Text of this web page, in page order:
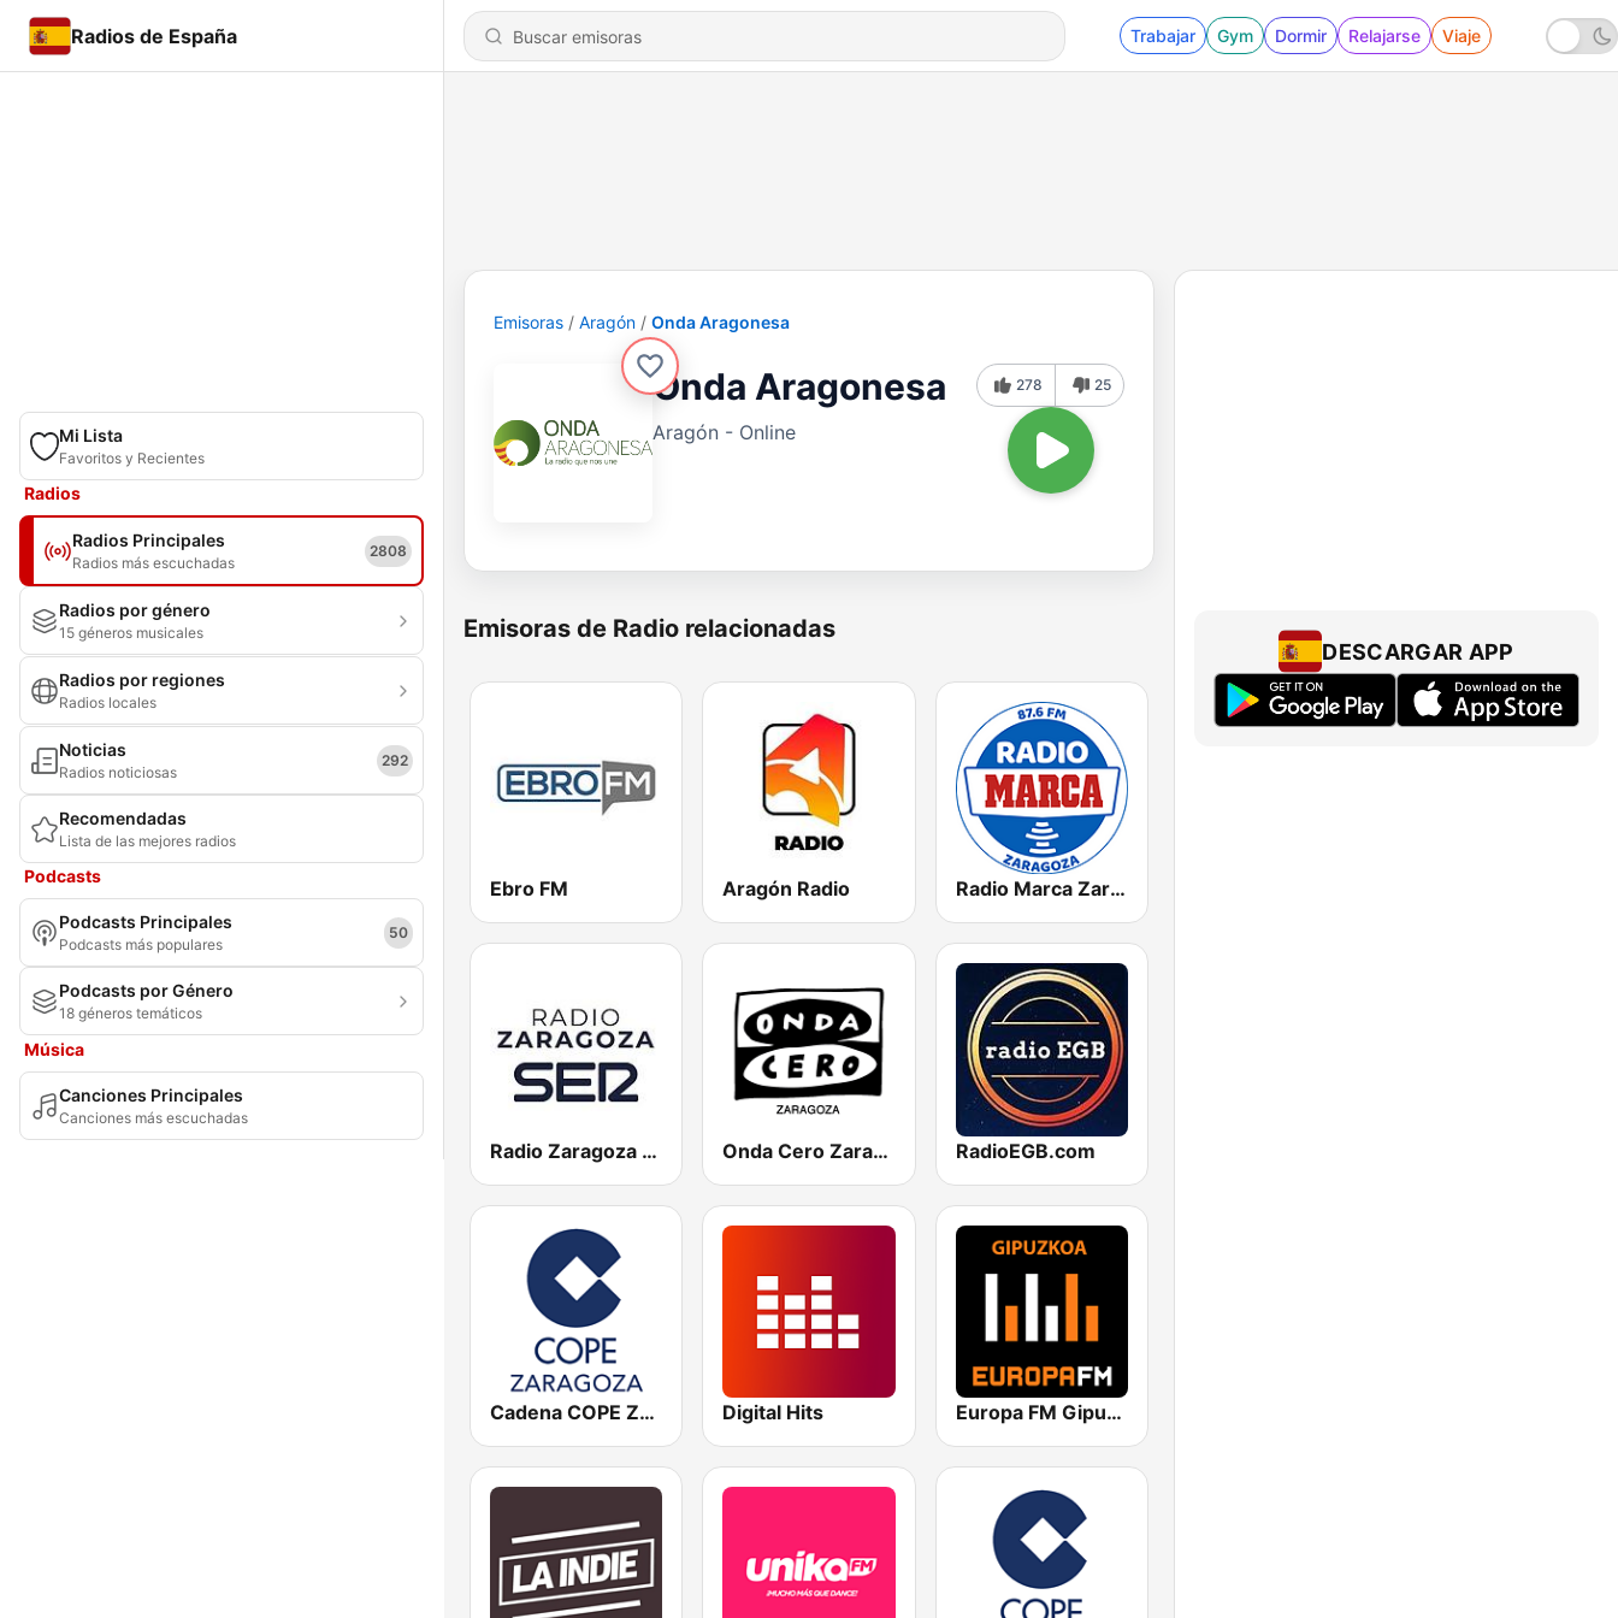
Radios de España Trabajar Gym Dormir Relajarse Viaje
Mi Lista
Favoritos y Recientes
Radios
Radios Principales
Radios más escuchadas
2808
Radios por género
15 géneros musicales
Radios por regiones
Radios locales
Noticias
Radios noticiosas
292
Recomendadas
Lista de las mejores radios
Podcasts
Podcasts Principales
Podcasts más populares
50
Podcasts por Género
18 géneros temáticos
Música
Canciones Principales
Canciones más escuchadas
Emisoras Aragón Onda Aragonesa
Onda Aragonesa
Aragón - Online
278 25
Emisoras de Radio relacionadas
Ebro FM Aragón Radio Radio Marca Zaragoza
Radio Zaragoza SER Onda Cero Zaragoza RadioEGB.com
Cadena COPE Zaragoza Digital Hits Europa FM Gipuzkoa
DESCARGAR APP